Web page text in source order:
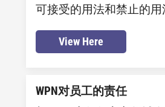
可接受的用法和禁止的用
View Here
WPN对员工的责任